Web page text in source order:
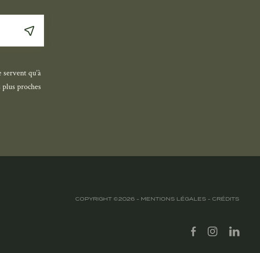
qu’à
proches
COPYRIGHT ©2026 - MENTIONS LÉGALES - CRÉDITS